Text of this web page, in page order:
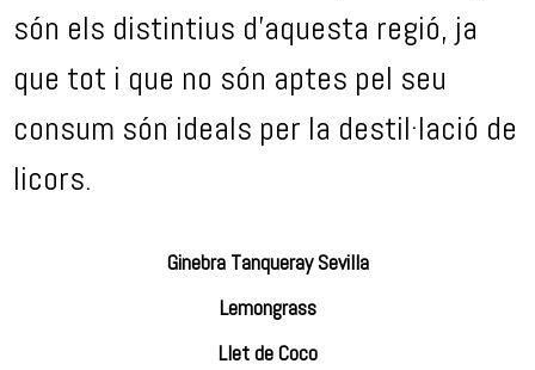
són els distintius d’aquesta regió, ja
que tot i que no són aptes pel seu
consum són ideals per la destil·lació de
licors.
Ginebra Tanqueray Sevilla
Lemongrass
Llet de Coco